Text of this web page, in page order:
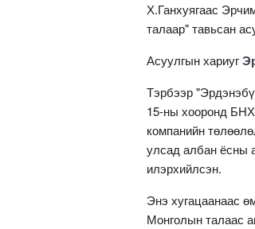
Х.Ганхуягаас
талаар" тавьсан
Асуулгын хариуг
Тэрбээр
15-ны хооронд
компанийн
улсад албан ёсны
илэрхийлсэн.
Энэ хугацаанаас
Монголын талаас